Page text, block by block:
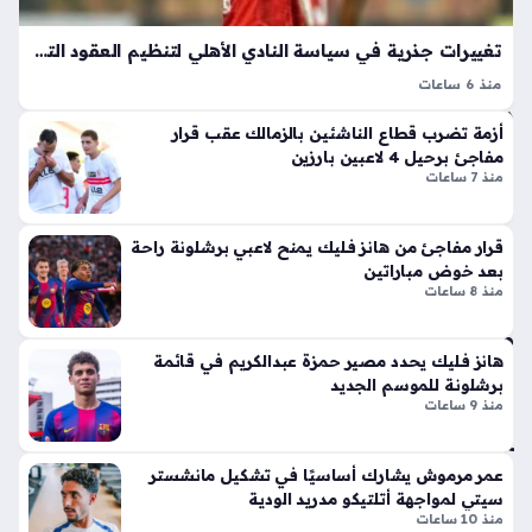
ر
الج
ط
لا
ق
ونت
ها
الج
دة
ذا
ت
الإث
شر
أس
يته
م
بال
دو
ري
منذ
سا
واح
دة
مبت
كر
ون
شب
اب
يط
وع
ون
تغييرات جذرية في سياسة النادي الأهلي لتنظيم العقود التجارية وحقوق إعلانات اللاعبين
منذ 6 ساعات
للاعبين خلال الفترة المقبلة، حيث يهدف هذا التوجه إلى ضبط
العلاقة التعاقدية بعيدًا عن الالتزامات المالية الثابتة، إذ أكدت التقارير
أزمة تضرب قطاع الناشئين بالزمالك عقب قرار
مفاجئ برحيل 4 لاعبين بارزين
منذ 7 ساعات
قرار مفاجئ من هانز فليك يمنح لاعبي برشلونة راحة
بعد خوض مباراتين
منذ 8 ساعات
هانز فليك يحدد مصير حمزة عبدالكريم في قائمة
برشلونة للموسم الجديد
منذ 9 ساعات
عمر مرموش يشارك أساسيًا في تشكيل مانشستر
سيتي لمواجهة أتلتيكو مدريد الودية
منذ 10 ساعات